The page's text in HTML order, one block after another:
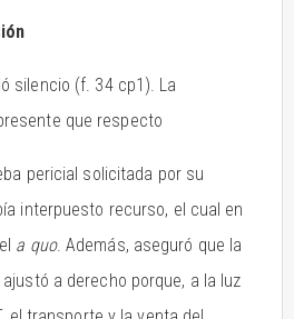
silencio (f. 34 cp1). La
que respecto
pericial solicitada por su
interpuesto recurso, el cual en
a quo. Además, aseguró que la
a derecho porque, a la luz